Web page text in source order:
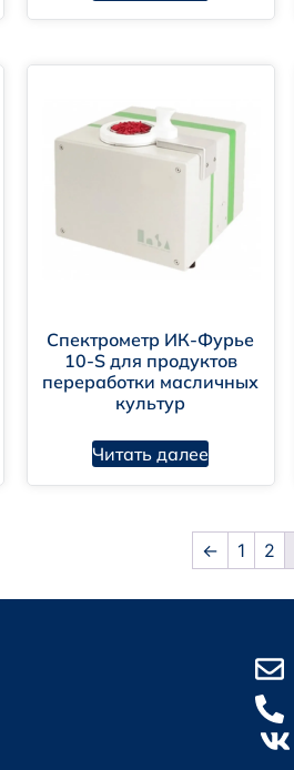
Спектрометр ИК-Фурье
10-S для продуктов
переработки масличных
культур
Читать далее
← 1 2